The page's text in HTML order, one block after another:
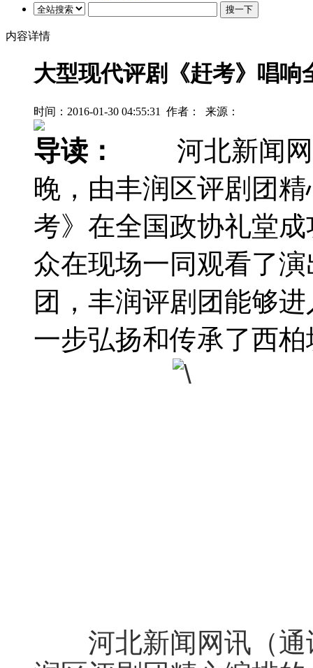
内容详情
大型现代评剧《赶考》唱响
时间：2016-01-30 04:55:31 作者： 来源：
导读：
河北新闻网
晚，由丰润区评剧团
考》在全国政协礼堂
众在现场一同观看了
团，丰润评剧团能够
一步弘扬和传承了西柏
河北新闻网讯（通